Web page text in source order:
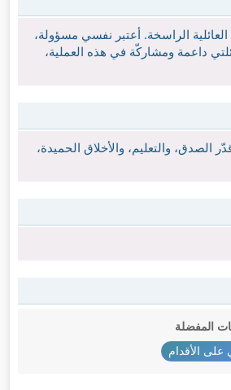
العائلية الراسخة. أعتبر نفسي مسؤولة،
داعمة ومشاركّة في هذه العملية،
والتعليم، والأخلاق الحميدة،
المفضلة
الأقدام